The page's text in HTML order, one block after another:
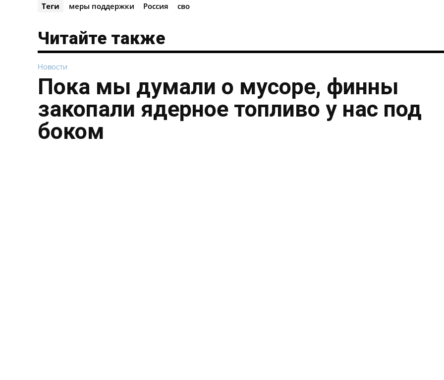
Теги меры поддержки Россия сво
Читайте также
Новости
Пока мы думали о мусоре, финны
закопали ядерное топливо у нас под
боком